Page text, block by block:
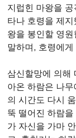
지럽힌 마왕을
타나 호령을 제지
왕을 봉인할 영
말하며 , 호령에
삼신할망에 의해
아온 하람은 나
의 시간도 다시
뚝 떨어진 하람
가 자신을 가마